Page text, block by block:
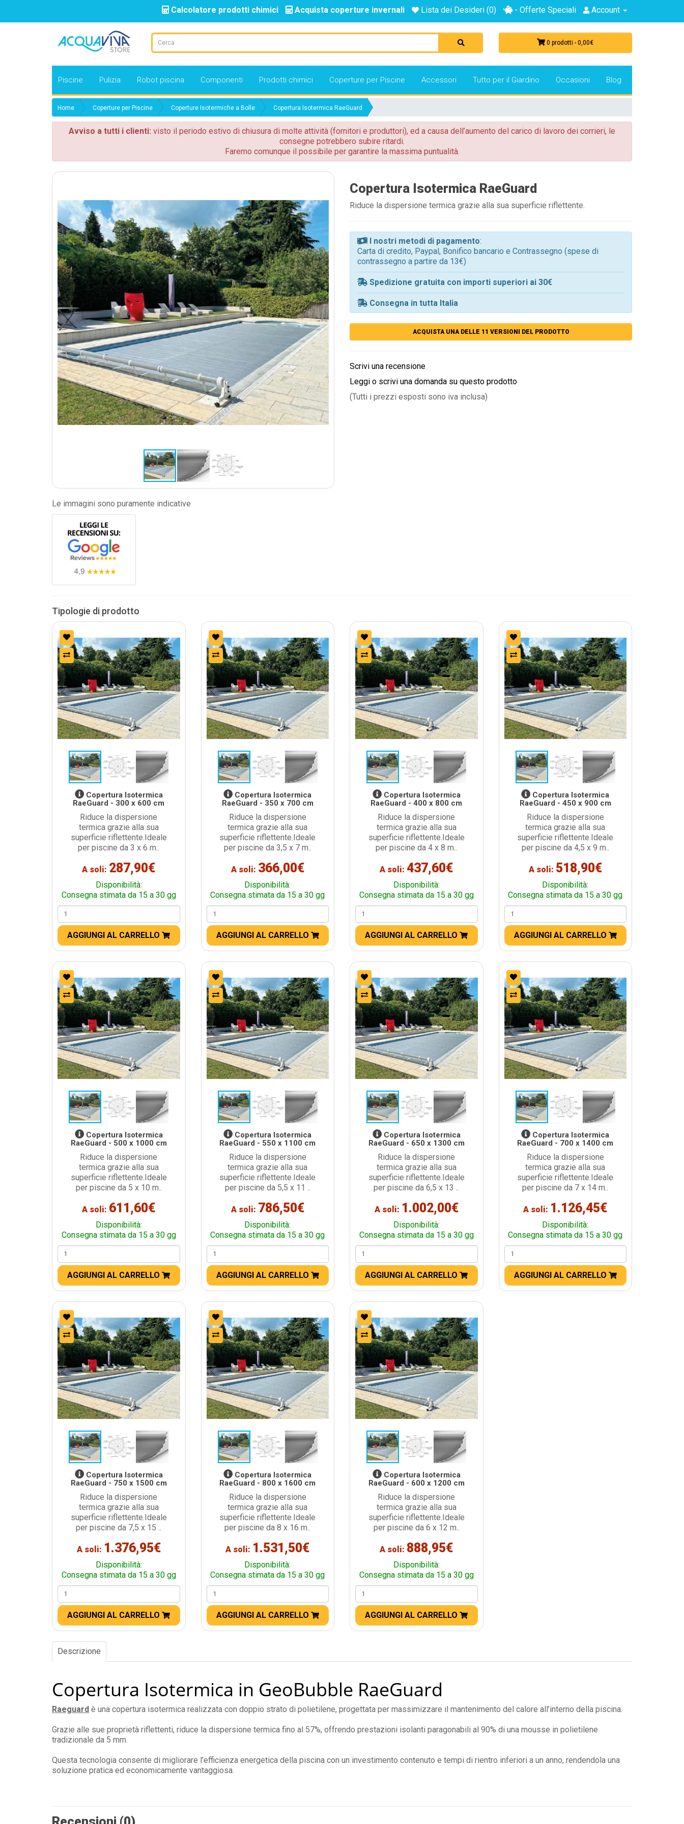
Calcolatore prodotti chimici Acquista coperture invernali Lista dei Desideri (0) - Offerte Speciali Account
0 prodotti - 0,00€
Piscine Pulizia Robot piscina Componenti Prodotti chimici Coperture per Piscine Accessori Tutto per il Giardino Occasioni Blog
Home Coperture per Piscine Coperture Isotermiche a Bolle Copertura Isotermica RaeGuard
Avviso a tutti i clienti: visto il periodo estivo di chiusura di molte attività (fornitori e produttori), ed a causa dell’aumento del carico di lavoro dei corrieri, le
consegne potrebbero subire ritardi.
Faremo comunque il possibile per garantire la massima puntualità.
Le immagini sono puramente indicative
Copertura Isotermica RaeGuard
Riduce la dispersione termica grazie alla sua superficie riflettente.
I nostri metodi di pagamento:
Carta di credito, Paypal, Bonifico bancario e Contrassegno (spese di
contrassegno a partire da 13€)
Spedizione gratuita con importi superiori ai 30€
Consegna in tutta Italia
ACQUISTA UNA DELLE 11 VERSIONI DEL PRODOTTO
Scrivi una recensione
Leggi o scrivi una domanda su questo prodotto
(Tutti i prezzi esposti sono iva inclusa)
Tipologie di prodotto
Copertura Isotermica
RaeGuard - 300 x 600 cm
Riduce la dispersione
termica grazie alla sua
superficie riflettente.Ideale
per piscine da 3 x 6 m..
A soli: 287,90€
Disponibilità:
Consegna stimata da 15 a 30 gg
AGGIUNGI AL CARRELLO
Copertura Isotermica
RaeGuard - 350 x 700 cm
Riduce la dispersione
termica grazie alla sua
superficie riflettente.Ideale
per piscine da 3,5 x 7 m..
A soli: 366,00€
Disponibilità:
Consegna stimata da 15 a 30 gg
AGGIUNGI AL CARRELLO
Copertura Isotermica
RaeGuard - 400 x 800 cm
Riduce la dispersione
termica grazie alla sua
superficie riflettente.Ideale
per piscine da 4 x 8 m..
A soli: 437,60€
Disponibilità:
Consegna stimata da 15 a 30 gg
AGGIUNGI AL CARRELLO
Copertura Isotermica
RaeGuard - 450 x 900 cm
Riduce la dispersione
termica grazie alla sua
superficie riflettente.Ideale
per piscine da 4,5 x 9 m..
A soli: 518,90€
Disponibilità:
Consegna stimata da 15 a 30 gg
AGGIUNGI AL CARRELLO
Copertura Isotermica
RaeGuard - 500 x 1000 cm
Riduce la dispersione
termica grazie alla sua
superficie riflettente.Ideale
per piscine da 5 x 10 m..
A soli: 611,60€
Disponibilità:
Consegna stimata da 15 a 30 gg
AGGIUNGI AL CARRELLO
Copertura Isotermica
RaeGuard - 550 x 1100 cm
Riduce la dispersione
termica grazie alla sua
superficie riflettente.Ideale
per piscine da 5,5 x 11 ..
A soli: 786,50€
Disponibilità:
Consegna stimata da 15 a 30 gg
AGGIUNGI AL CARRELLO
Copertura Isotermica
RaeGuard - 650 x 1300 cm
Riduce la dispersione
termica grazie alla sua
superficie riflettente.Ideale
per piscine da 6,5 x 13 ..
A soli: 1.002,00€
Disponibilità:
Consegna stimata da 15 a 30 gg
AGGIUNGI AL CARRELLO
Copertura Isotermica
RaeGuard - 700 x 1400 cm
Riduce la dispersione
termica grazie alla sua
superficie riflettente.Ideale
per piscine da 7 x 14 m..
A soli: 1.126,45€
Disponibilità:
Consegna stimata da 15 a 30 gg
AGGIUNGI AL CARRELLO
Copertura Isotermica
RaeGuard - 750 x 1500 cm
Riduce la dispersione
termica grazie alla sua
superficie riflettente.Ideale
per piscine da 7,5 x 15 ..
A soli: 1.376,95€
Disponibilità:
Consegna stimata da 15 a 30 gg
AGGIUNGI AL CARRELLO
Copertura Isotermica
RaeGuard - 800 x 1600 cm
Riduce la dispersione
termica grazie alla sua
superficie riflettente.Ideale
per piscine da 8 x 16 m..
A soli: 1.531,50€
Disponibilità:
Consegna stimata da 15 a 30 gg
AGGIUNGI AL CARRELLO
Copertura Isotermica
RaeGuard - 600 x 1200 cm
Riduce la dispersione
termica grazie alla sua
superficie riflettente.Ideale
per piscine da 6 x 12 m..
A soli: 888,95€
Disponibilità:
Consegna stimata da 15 a 30 gg
AGGIUNGI AL CARRELLO
Descrizione
Copertura Isotermica in GeoBubble RaeGuard
Raeguard è una copertura isotermica realizzata con doppio strato di polietilene, progettata per massimizzare il mantenimento del calore all’interno della piscina.
Grazie alle sue proprietà riflettenti, riduce la dispersione termica fino al 57%, offrendo prestazioni isolanti paragonabili al 90% di una mousse in polietilene
tradizionale da 5 mm.
Questa tecnologia consente di migliorare l’efficienza energetica della piscina con un investimento contenuto e tempi di rientro inferiori a un anno, rendendola una
soluzione pratica ed economicamente vantaggiosa.